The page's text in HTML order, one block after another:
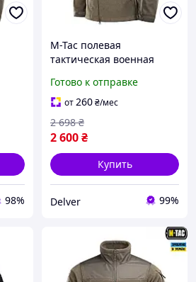
98%
M-Tac полевая
тактическая военная
молнии с велкро
панелями Alpha
Microfleece Gen.II
Готово к отправке
от260₴/мес
2 600₴
2 698 ₴
Купить
Delver 99%